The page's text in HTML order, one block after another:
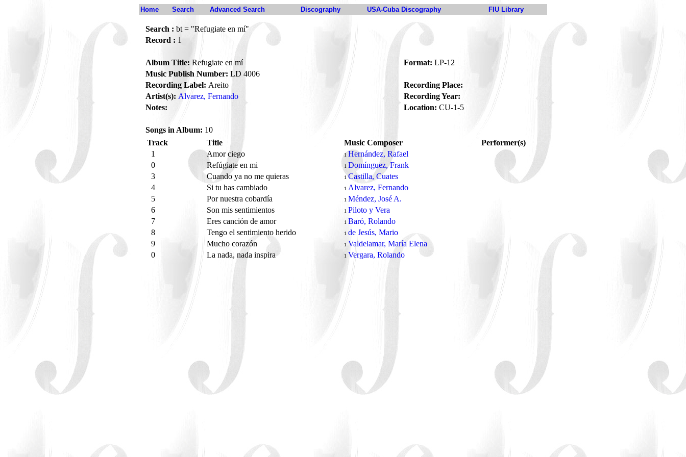
Home Search Advanced Search Discography USA-Cuba Discography FIU Library
Search : bt = "Refugiate en mí"
Record : 1
Album Title: Refugiate en mí Format: LP-12
Music Publish Number: LD 4006
Recording Label: Areito
Recording Place:
Artist(s): Alvarez, Fernando
Recording Year:
Notes:
Location: CU-1-5
Songs in Album: 10
Track
Title Music Composer
Performer(s)
1
Amor ciego 1 Hernández, Rafael
0
Refúgiate en mi 1 Domínguez, Frank
3
Cuando ya no me quieras 1Castilla, Cuates
4
Si tu has cambiado 1 Alvarez, Fernando
5
Por nuestra cobardía 1 Méndez, José A.
6
Son mis sentimientos 1 Piloto y Vera
7
Eres canción de amor 1 Baró, Rolando
8
Tengo el sentimiento herido 1 de Jesús, Mario
9
Mucho corazón 1 Valdelamar, María Elena
0
La nada, nada inspira 1 Vergara, Rolando